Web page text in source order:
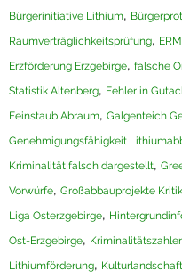
Bürgerinitiative Lithium,
Raumverträglichkeitsprüfung,
Erzförderung Erzgebirge, falsche
Statistik Altenberg, Fehler in
Feinstaub Abraum, Galgenteich
Genehmigungsfähigkeit
Kriminalität falsch dargestellt,
Vorwürfe, Großabbauprojekte Kritik
Liga Osterzgebirge,
Ost-Erzgebirge,
Lithiumförderung,